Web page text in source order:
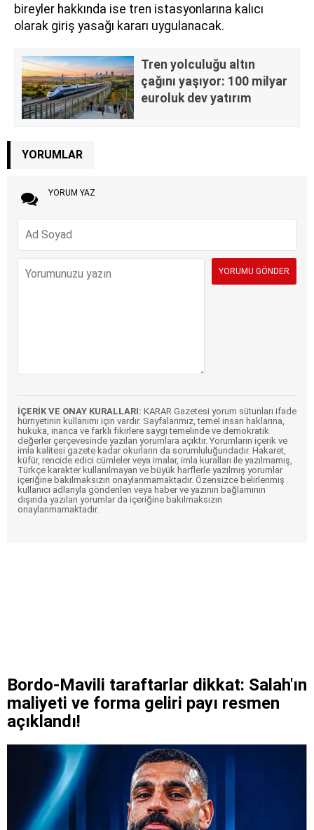
bireyler hakkında ise tren istasyonlarına kalıcı
olarak giriş yasağı kararı uygulanacak.
Tren yolculuğu altın
çağını yaşıyor: 100 milyar
euroluk dev yatırım
YORUMLAR
YORUM YAZ
İÇERİK VE ONAY KURALLARI: KARAR Gazetesi yorum sütunları ifade
hürriyetinin kullanımı için vardır. Sayfalarımız, temel insan haklarına,
hukuka, inanca ve farklı fikirlere saygı temelinde ve demokratik
değerler çerçevesinde yazılan yorumlara açıktır. Yorumların içerik ve
imla kalitesi gazete kadar okurların da sorumluluğundadır. Hakaret,
küfür, rencide edici cümleler veya imalar, imla kuralları ile yazılmamış,
Türkçe karakter kullanılmayan ve büyük harflerle yazılmış yorumlar
içeriğine bakılmaksızın onaylanmamaktadır. Özensizce belirlenmiş
kullanıcı adlarıyla gönderilen veya haber ve yazının bağlamının
dışında yazılan yorumlar da içeriğine bakılmaksızın
onaylanmamaktadır.
Bordo-Mavili taraftarlar dikkat: Salah'ın
maliyeti ve forma geliri payı resmen
açıklandı!